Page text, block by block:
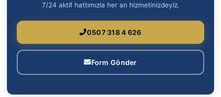
7/24 aktif hattımızla her an hizmetinizdeyiz.
0507 318 4 626
Form Gönder